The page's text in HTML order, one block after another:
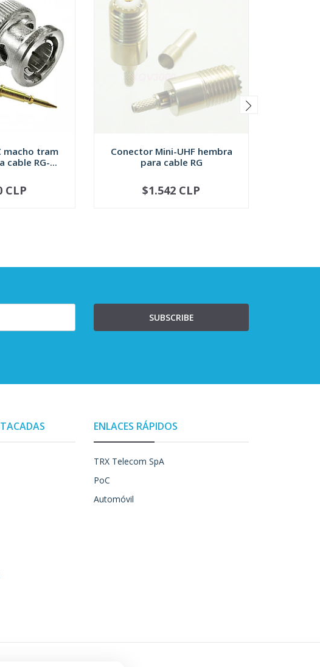
macho tram
cable RG-...
+
CLP
Conector Mini-UHF hembra
para cable RG
NO DISPONIBLE
$1.542 CLP
SUBSCRIBE
ENLACES RÁPIDOS
TRX Telecom SpA
PoC
Automóvil